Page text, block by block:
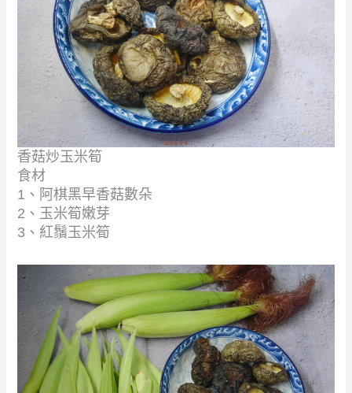
香菇炒玉米筍
食材
1、阿棋黑早香菇數朵
2、玉米筍嫩芽
3、紅鬚玉米筍